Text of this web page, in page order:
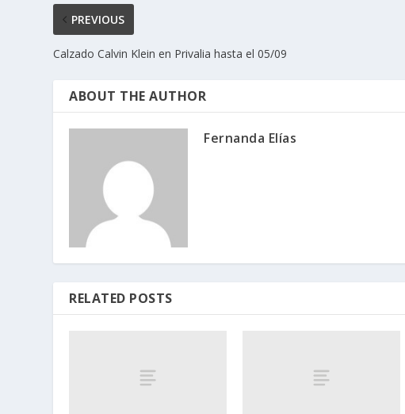
PREVIOUS
Calzado Calvin Klein en Privalia hasta el 05/09
ABOUT THE AUTHOR
Fernanda Elías
RELATED POSTS